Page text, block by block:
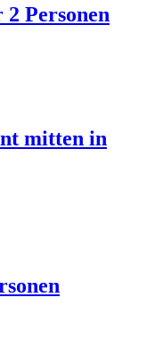
2 Personen
mitten in